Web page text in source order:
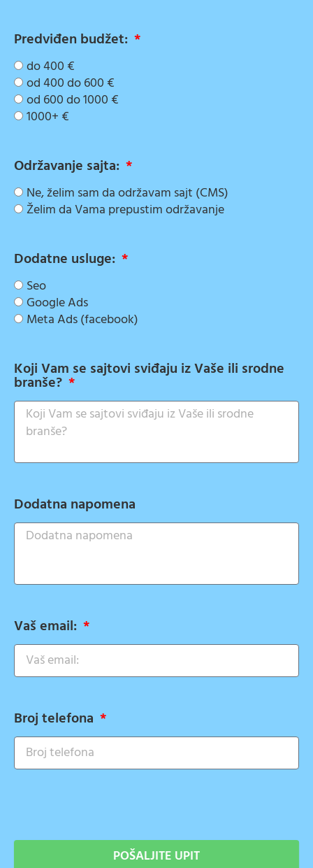
Predviđen budžet:
do 400 €
od 400 do 600 €
od 600 do 1000 €
1000+ €
Održavanje sajta:
Ne, želim sam da održavam sajt (CMS)
Želim da Vama prepustim održavanje
Dodatne usluge:
Seo
Google Ads
Meta Ads (facebook)
Koji Vam se sajtovi sviđaju iz Vaše ili srodne
branše?
Dodatna napomena
Vaš email:
Broj telefona
POŠALJITE UPIT